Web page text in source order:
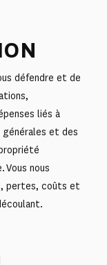
défendre et de
liés à
et des
nous
pertes, coûts et